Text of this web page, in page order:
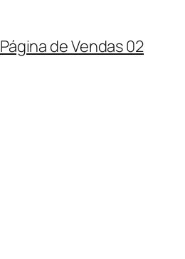
Página de Vendas 02